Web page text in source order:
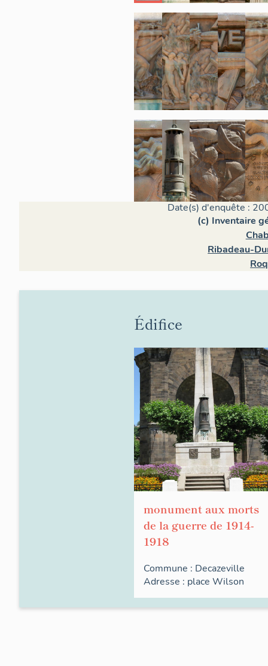
Date(s) d'enquête :
(c) Inventaire
Ribadeau-
Édifice
monument aux morts
de la guerre de 1914-
1918
Commune : Decazeville
Adresse : place Wilson